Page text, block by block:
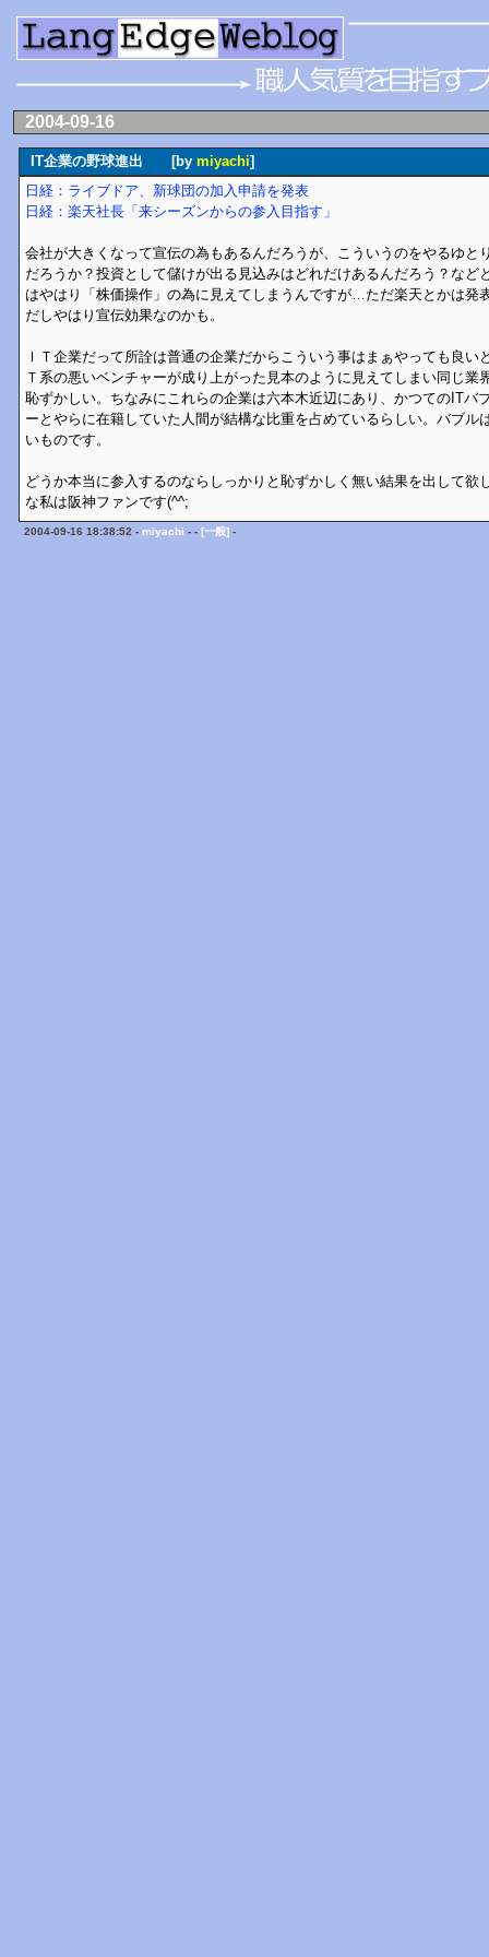
2004-09-16
IT企業の野球進出 [by miyachi]
日経：ライブドア、新球団の加入申請を発表
日経：楽天社長「来シーズンからの参入目指す」
会社が大きくなって宣伝の為もあるんだろうが、こういうのをやるゆと
だろうか？投資として儲けが出る見込みはどれだけあるんだろう？など
はやはり「株価操作」の為に見えてしまうんですが…ただ楽天とかは発
だしやはり宣伝効果なのかも。
ＩＴ企業だって所詮は普通の企業だからこういう事はまぁやっても良い
Ｔ系の悪いベンチャーが成り上がった見本のように見えてしまい同じ業
恥ずかしい。ちなみにこれらの企業は六本木近辺にあり、かつてのITバ
ーとやらに在籍していた人間が結構な比重を占めているらしい。バブル
いものです。
どうか本当に参入するのならしっかりと恥ずかしく無い結果を出して欲
な私は阪神ファンです(^^;
2004-09-16 18:38:52 - miyachi - - [一般] -